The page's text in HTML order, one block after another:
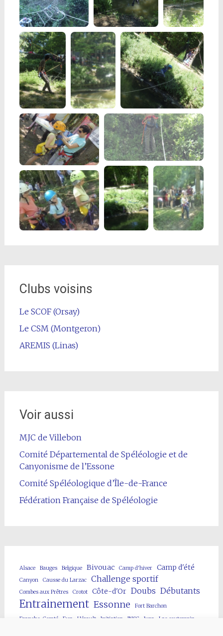
Clubs voisins
Le SCOF (Orsay)
Le CSM (Montgeron)
AREMIS (Linas)
Voir aussi
MJC de Villebon
Comité Départemental de Spéléologie et de
Canyonisme de l’Essone
Comité Spéléologique d’Île-de-France
Fédération Française de Spéléologie
Alsace Bauges Belgique Bivouac Camp d'hiver Camp d'été
Canyon Causse du Larzac Challenge sportif
Combes aux Prêtres Crotot Côte-d'Or Doubs Débutants
Entrainement Essonne
Fort Barchon
Franche-Comté
Fun Hérault Initiation JNSC Jura
Lac souterrain